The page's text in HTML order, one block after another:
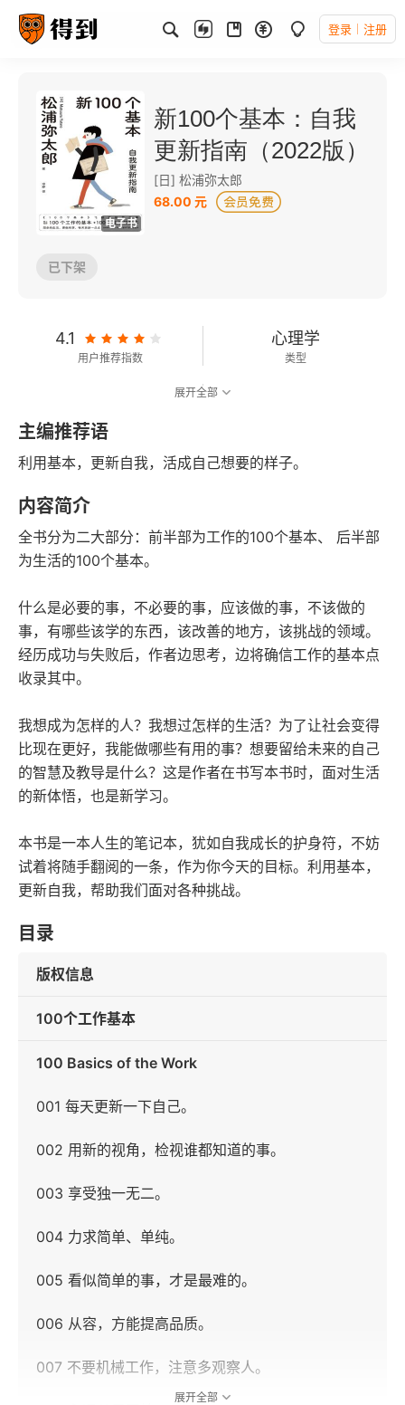
登录 注册
电子书
新100个基本：自我
更新指南（2022版）
[日] 松浦弥太郎
68.00 元
已下架
4.1
用户推荐指数
心理学
类型
36千字
字数
2022-10-01
发行日期
展开全部
主编推荐语
利用基本，更新自我，活成自己想要的样子。
内容简介
全书分为二大部分：前半部为工作的100个基本、 后半部
为生活的100个基本。
什么是必要的事，不必要的事，应该做的事，不该做的
事，有哪些该学的东西，该改善的地方，该挑战的领域。
经历成功与失败后，作者边思考，边将确信工作的基本点
收录其中。
我想成为怎样的人？我想过怎样的生活？为了让社会变得
比现在更好，我能做哪些有用的事？想要留给未来的自己
的智慧及教导是什么？这是作者在书写本书时，面对生活
的新体悟，也是新学习。
本书是一本人生的笔记本，犹如自我成长的护身符，不妨
试着将随手翻阅的一条，作为你今天的目标。利用基本，
更新自我，帮助我们面对各种挑战。
目录
版权信息
100个工作基本
100 Basics of the Work
001 每天更新一下自己。
002 用新的视角，检视谁都知道的事。
003 享受独一无二。
004 力求简单、单纯。
005 看似简单的事，才是最难的。
006 从容，方能提高品质。
007 不要机械工作，注意多观察人。
展开全部